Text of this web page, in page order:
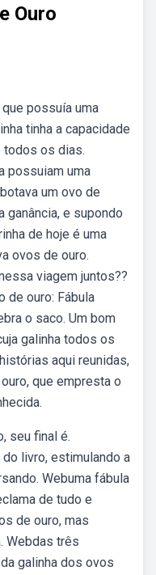
Ouro
possuía uma
tinha a capacidade
todos os dias.
possuiam uma
um ovo de
ganância, e supondo
de hoje é uma
ovos de ouro.
viagem juntos??
de ouro: Fábula
o saco. Um bom
galinha todos os
aqui reunidas,
que empresta o
seu final é.
livro, estimulando a
Webuma fábula
de tudo e
de ouro, mas
Webdas três
galinha dos ovos